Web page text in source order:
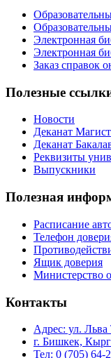
Электронная
Электронная
Заказ справок
Полезные
Новости
Деканат
Деканат
Реквизиты
Выпускники
Полезная
Расписание
Телефон
Ящик доверия
Министерство
Контакты
Адрес: ул. ​Льва
г. Бишкек,
Тел: 0 (705) 64-